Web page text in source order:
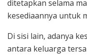
ditetapkan selama
kesediaannya untuk
Di sisi lain, adanya
antara keluarga